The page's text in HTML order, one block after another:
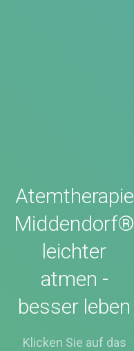
Atemtherapie
Middendorf®
leichter
atmen -
besser leben
Klicken Sie auf das